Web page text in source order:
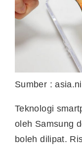
Sumber :
Teknologi
oleh Samsung
boleh dilipat.